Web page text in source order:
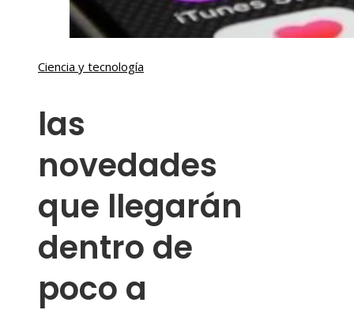
Ciencia y tecnología
las
novedades
que llegarán
dentro de
poco a